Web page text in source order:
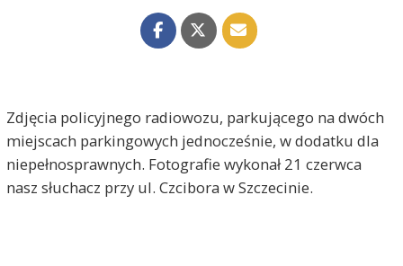
Zdjęcia policyjnego radiowozu, parkującego na dwóch
miejscach parkingowych jednocześnie, w dodatku dla
niepełnosprawnych. Fotografie wykonał 21 czerwca
nasz słuchacz przy ul. Czcibora w Szczecinie.